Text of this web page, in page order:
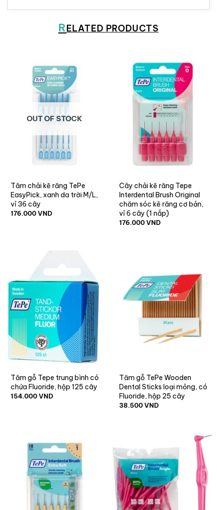
RELATED PRODUCTS
OUT OF STOCK
Tăm chải kẽ răng TePe
EasyPick, xanh da trời M/L,
vỉ 36 cây
176.000VND
Cây chải kẽ răng Tepe
Interdental Brush Original
chăm sóc kẽ răng cơ bản,
vỉ 6 cây (1 nắp)
176.000VND
Tăm gỗ Tepe trung bình có
chứa Fluoride, hộp 125 cây
154.000VND
Tăm gỗ TePe Wooden
Dental Sticks loại mỏng, có
Fluoride, hộp 25 cây
38.500VND